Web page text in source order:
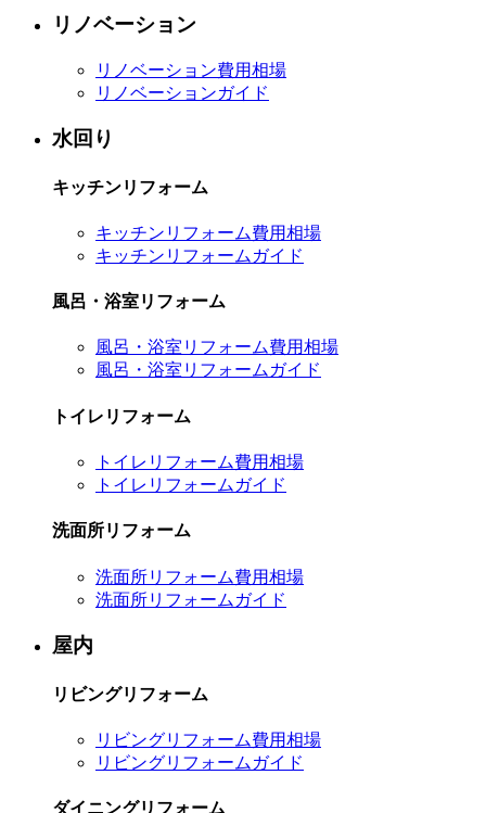
リノベーション
リノベーション費用相場
リノベーションガイド
水回り
キッチンリフォーム
キッチンリフォーム費用相場
キッチンリフォームガイド
風呂・浴室リフォーム
風呂・浴室リフォーム費用相場
風呂・浴室リフォームガイド
トイレリフォーム
トイレリフォーム費用相場
トイレリフォームガイド
洗面所リフォーム
洗面所リフォーム費用相場
洗面所リフォームガイド
屋内
リビングリフォーム
リビングリフォーム費用相場
リビングリフォームガイド
ダイニングリフォーム